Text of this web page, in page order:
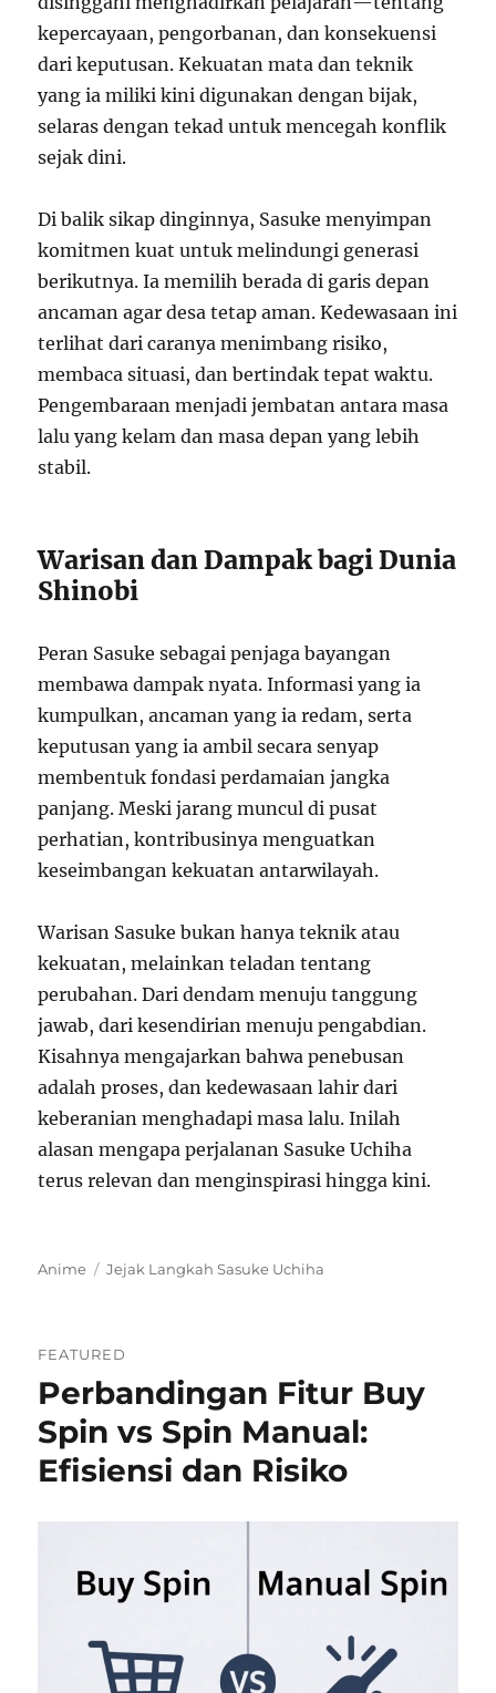
kepercayaan, pengorbanan, dan konsekuensi
dari keputusan. Kekuatan mata dan teknik
yang ia miliki kini digunakan dengan bijak,
selaras dengan tekad untuk mencegah konflik
sejak dini.
Di balik sikap dinginnya, Sasuke menyimpan
komitmen kuat untuk melindungi generasi
berikutnya. Ia memilih berada di garis depan
ancaman agar desa tetap aman. Kedewasaan ini
terlihat dari caranya menimbang risiko,
membaca situasi, dan bertindak tepat waktu.
Pengembaraan menjadi jembatan antara masa
lalu yang kelam dan masa depan yang lebih
stabil.
Warisan dan Dampak bagi Dunia
Shinobi
Peran Sasuke sebagai penjaga bayangan
membawa dampak nyata. Informasi yang ia
kumpulkan, ancaman yang ia redam, serta
keputusan yang ia ambil secara senyap
membentuk fondasi perdamaian jangka
panjang. Meski jarang muncul di pusat
perhatian, kontribusinya menguatkan
keseimbangan kekuatan antarwilayah.
Warisan Sasuke bukan hanya teknik atau
kekuatan, melainkan teladan tentang
perubahan. Dari dendam menuju tanggung
jawab, dari kesendirian menuju pengabdian.
Kisahnya mengajarkan bahwa penebusan
adalah proses, dan kedewasaan lahir dari
keberanian menghadapi masa lalu. Inilah
alasan mengapa perjalanan Sasuke Uchiha
terus relevan dan menginspirasi hingga kini.
Categories
Anime Tags
Jejak Langkah Sasuke Uchiha
FEATURED
Perbandingan Fitur Buy
Spin vs Spin Manual:
Efisiensi dan Risiko